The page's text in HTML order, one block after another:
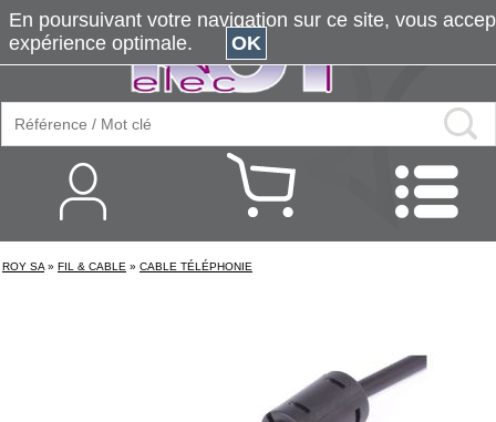
ROY SA » FIL & CABLE » CABLE TÉLÉPHONIE
En poursuivant votre navigation sur ce site, vous
expérience optimale.
OK